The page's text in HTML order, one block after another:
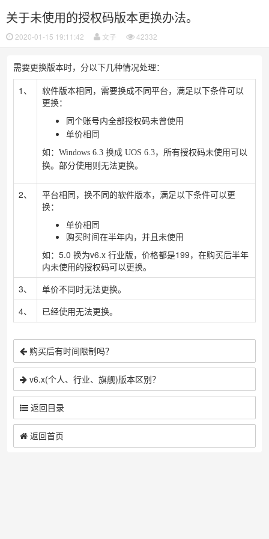
关于未使用的授权码版本更换办法。
2020-01-15 19:11:42 文子 42332
需要更换版本时，分以下几种情况处理：
1、
软件版本相同，需要换成不同平台，满足以下条件可以
更换：
同个账号内全部授权码未曾使用
单价相同
如：Windows 6.3 换成 UOS 6.3，所有授权码未使用可以
换。部分使用则无法更换。
2、
平台相同，换不同的软件版本，满足以下条件可以更
换：
单价相同
购买时间在半年内，并且未使用
如：5.0 换为v6.x 行业版，价格都是199，在购买后半年
内未使用的授权码可以更换。
3、
单价不同时无法更换。
4、
已经使用无法更换。
购买后有时间限制吗？
v6.x(个人、行业、旗舰)版本区别？
返回目录
返回首页